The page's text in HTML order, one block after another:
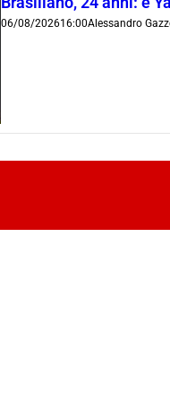
06/08/202616:00Alessandro